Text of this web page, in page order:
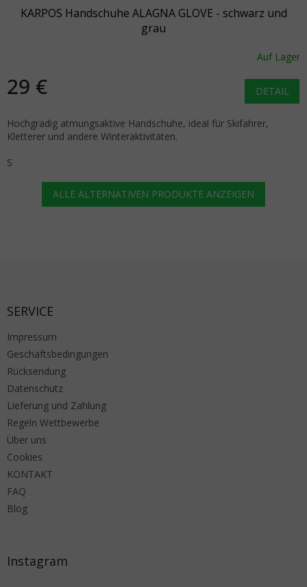
KARPOS Handschuhe ALAGNA GLOVE - schwarz und
grau
Auf Lager
29 € DETAIL
Hochgradig atmungsaktive Handschuhe, ideal für Skifahrer,
Kletterer und andere Winteraktivitäten.
S
ALLE ALTERNATIVEN PRODUKTE ANZEIGEN
SERVICE
Impressum
Geschäftsbedingungen
Rücksendung
Datenschutz
Lieferung und Zahlung
Regeln Wettbewerbe
Über uns
Cookies
KONTAKT
FAQ
Blog
Instagram